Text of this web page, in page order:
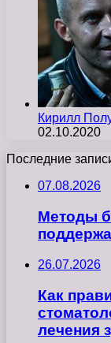
Кирилл
02.10.2020
Последние
07.08.2026
Методы
26.07.2026
Как
лечения